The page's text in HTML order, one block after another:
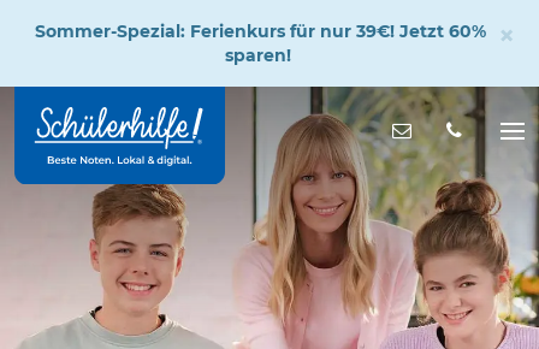
Hauptinhalt
Nachricht
Sommer-Spezial: Ferienkurs für nur 39€! Jetzt 60%
sparen!
×